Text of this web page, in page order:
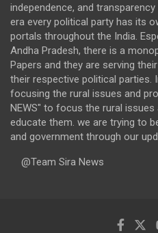
independence, and
era every political party has its
portals throughout the India.
Andha Pradesh, there is a
Papers and they are serving
their respective political parties.
focusing the rural issues and
NEWS" to focus the rural
educate them. we are trying to
and government through our
@Team Sira News